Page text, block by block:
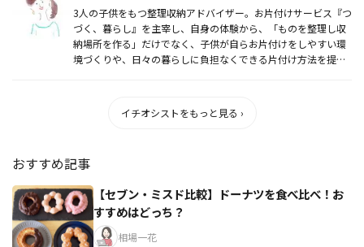
3人の子供をもつ整理収納アドバイザー。お片付けサービス『つ
づく、暮らし』を主宰し、自身の体験から、「ものを整理し収
納場所を作る」だけでなく、子供が自らお片付けをしやすい環
境づくりや、日々の暮らしに負担なくできる片付け方法を提案
イチオシストをもっと見る ›
おすすめ記事
【セブン・ミスド比較】ドーナツを食べ比べ！お
すすめはどっち？
相場一花